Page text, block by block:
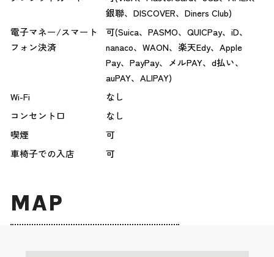
銀聯、DISCOVER、Diners Club)
電子マネー/スマート
フォン決済
可(Suica、PASMO、QUICPay、iD、
nanaco、WAON、楽天Edy、Apple
Pay、PayPay、メルPAY、d払い、
auPAY、ALIPAY)
Wi-Fi
なし
コンセント口
なし
喫煙
可
車椅子での入店
可
MAP